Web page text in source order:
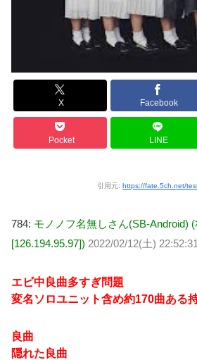
X Facebook
Pocket LINE
引用元: https://fate.5ch.net/
784: モノノフ名無しさん(SB-Android)
[126.194.95.97]) 2022/02/12(土)
エビ中良曲多すぎ問題
変名ソロユニット含め約170曲ある
良曲
隠れた良曲